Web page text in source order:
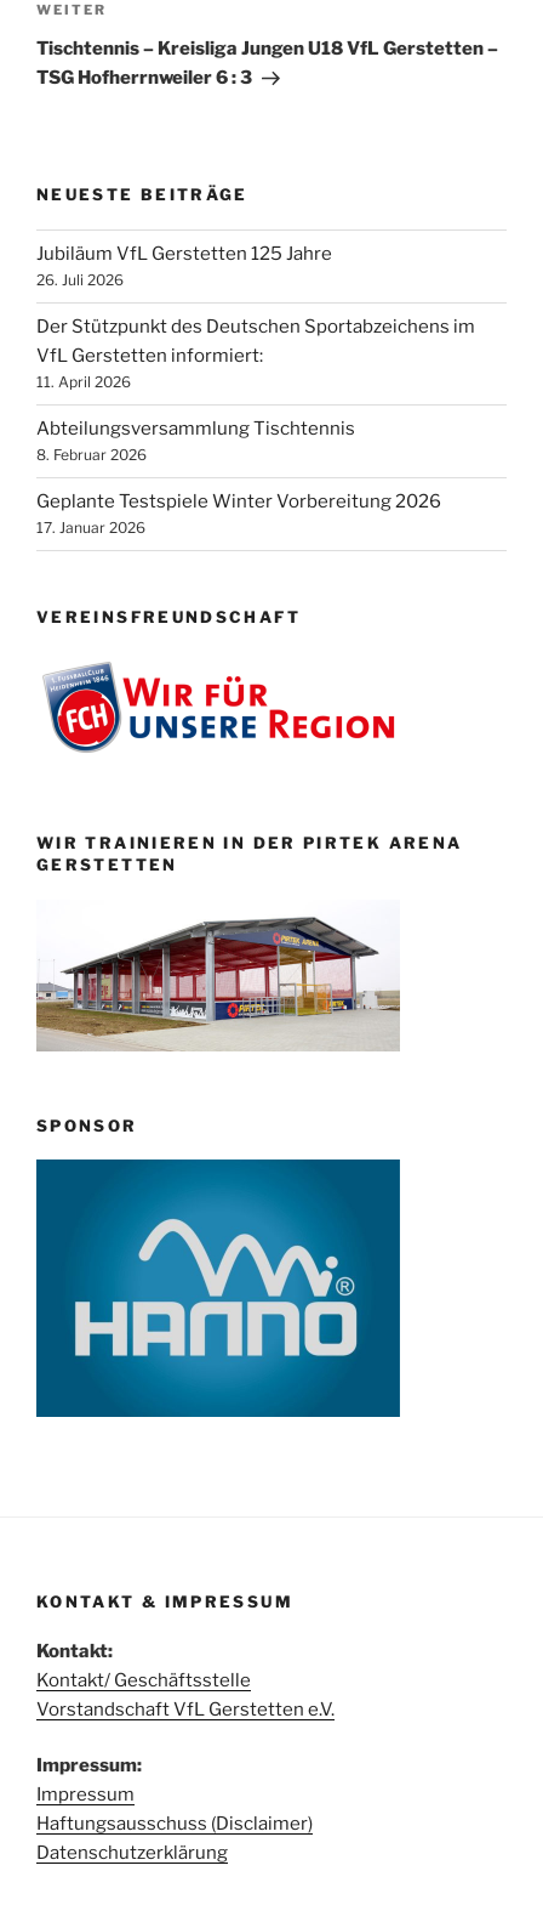
Nächster
Beitrag
WEITER
Tischtennis – Kreisliga Jungen U18 VfL Gerstetten –
TSG Hofherrnweiler 6 : 3
NEUESTE BEITRÄGE
Jubiläum VfL Gerstetten 125 Jahre
26. Juli 2026
Der Stützpunkt des Deutschen Sportabzeichens im
VfL Gerstetten informiert:
11. April 2026
Abteilungsversammlung Tischtennis
8. Februar 2026
Geplante Testspiele Winter Vorbereitung 2026
17. Januar 2026
VEREINSFREUNDSCHAFT
WIR TRAINIEREN IN DER PIRTEK ARENA
GERSTETTEN
SPONSOR
KONTAKT & IMPRESSUM
Kontakt:
Kontakt/ Geschäftsstelle
Vorstandschaft VfL Gerstetten e.V.
Impressum:
Impressum
Haftungsausschuss (Disclaimer)
Datenschutzerklärung